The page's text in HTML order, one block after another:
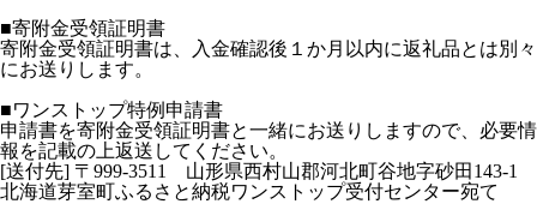
■寄附金受領証明書
寄附金受領証明書は、入金確認後１か月以内に返礼品とは別々
にお送りします。
■ワンストップ特例申請書
申請書を寄附金受領証明書と一緒にお送りしますので、必要情
報を記載の上返送してください。
[送付先] 〒999-3511 山形県西村山郡河北町谷地字砂田143-1
北海道芽室町ふるさと納税ワンストップ受付センター宛て